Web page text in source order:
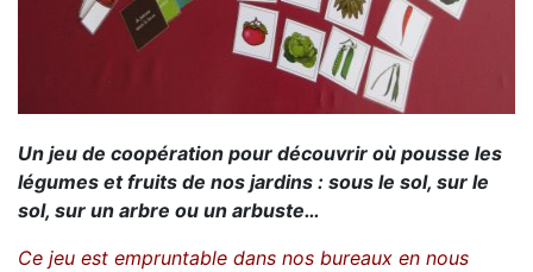
Un jeu de coopération pour découvrir où pousse les
légumes et fruits de nos jardins : sous le sol, sur le
sol, sur un arbre ou un arbuste…
Ce jeu est empruntable dans nos bureaux en nous